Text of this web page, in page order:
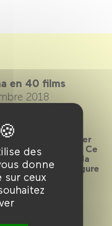
des
donne
sur ceux
en 40 films
2018
ans de Sueurs
film culte d'une
de fasciner
et artistes. Ce
au cinéma est la
explorer cette figure